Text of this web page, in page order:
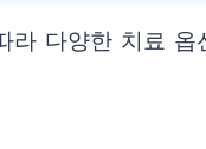
다양한 치료